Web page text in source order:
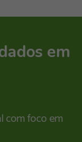
em
com foco em